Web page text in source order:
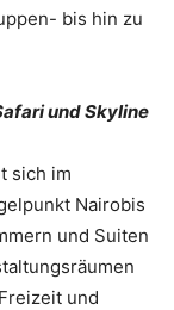
bis hin zu
und Skyline
sich im
Nairobis
und Suiten
und